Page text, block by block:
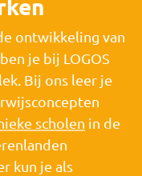
ontwikkeling van
je bij LOGOS
Bij ons leer je
scholen in de
kun je als